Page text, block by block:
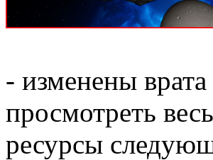
- изменены
просмотреть
ресурсы